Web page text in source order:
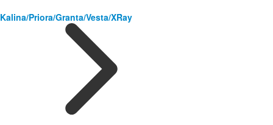
Kalina/Priora/Granta/Vesta/XRay